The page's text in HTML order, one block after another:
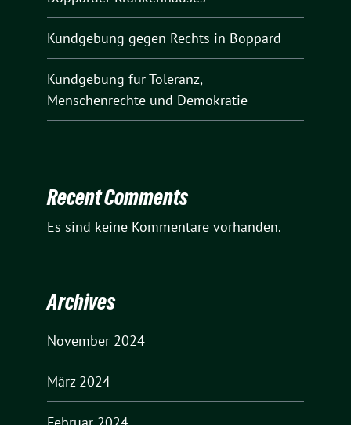
Kundgebung gegen Rechts in Boppard
Kundgebung für Toleranz,
Menschenrechte und Demokratie
Recent Comments
Es sind keine Kommentare vorhanden.
Archives
November 2024
März 2024